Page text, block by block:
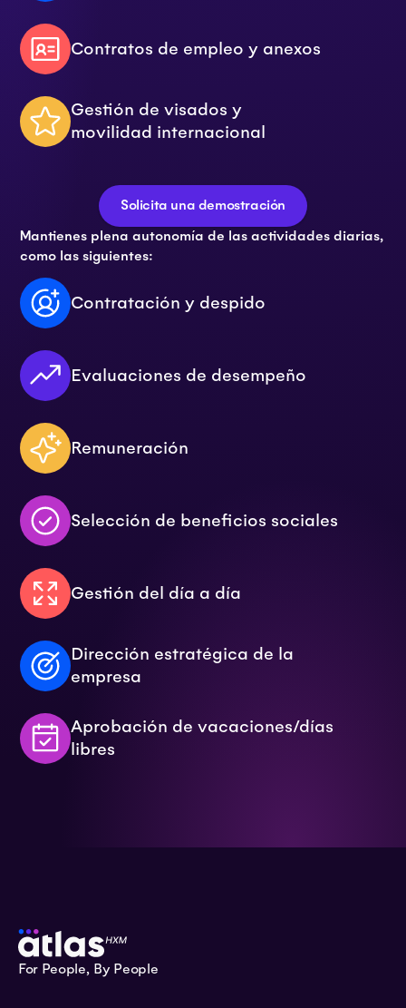
Contratos de empleo y anexos
Gestión de visados y
movilidad internacional
Solicita una demostración
Mantienes plena autonomía de las actividades diarias,
como las siguientes:
Contratación y despido
Evaluaciones de desempeño
Remuneración
Selección de beneficios sociales
Gestión del día a día
Dirección estratégica de la
empresa
Aprobación de vacaciones/días
libres
For People, By People